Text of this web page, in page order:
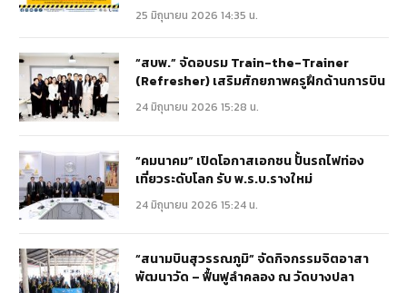
25 มิถุนายน 2026 14:35 น.
“สบพ.” จัดอบรม Train-the-Trainer
(Refresher) เสริมศักยภาพครูฝึกด้านการบิน
24 มิถุนายน 2026 15:28 น.
“คมนาคม” เปิดโอกาสเอกชน ปั้นรถไฟท่อง
เที่ยวระดับโลก รับ พ.ร.บ.รางใหม่
24 มิถุนายน 2026 15:24 น.
“สนามบินสุวรรณภูมิ” จัดกิจกรรมจิตอาสา
พัฒนาวัด – ฟื้นฟูลำคลอง ณ วัดบางปลา